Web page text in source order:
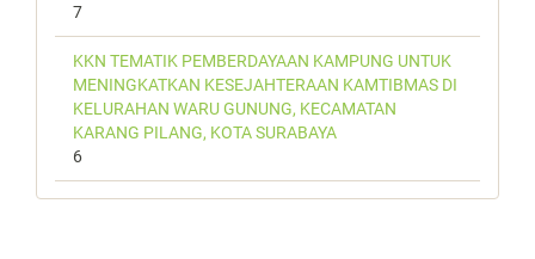
7
KKN TEMATIK PEMBERDAYAAN KAMPUNG UNTUK
MENINGKATKAN KESEJAHTERAAN KAMTIBMAS DI
KELURAHAN WARU GUNUNG, KECAMATAN
KARANG PILANG, KOTA SURABAYA
6